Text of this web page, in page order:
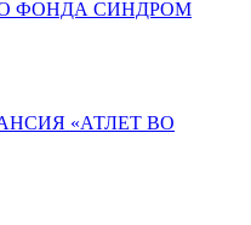
ФОНДА СИНДРОМ
«АТЛЕТ ВО